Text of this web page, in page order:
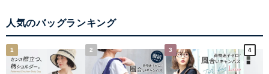
人気のバッグランキング
1 2 3 4